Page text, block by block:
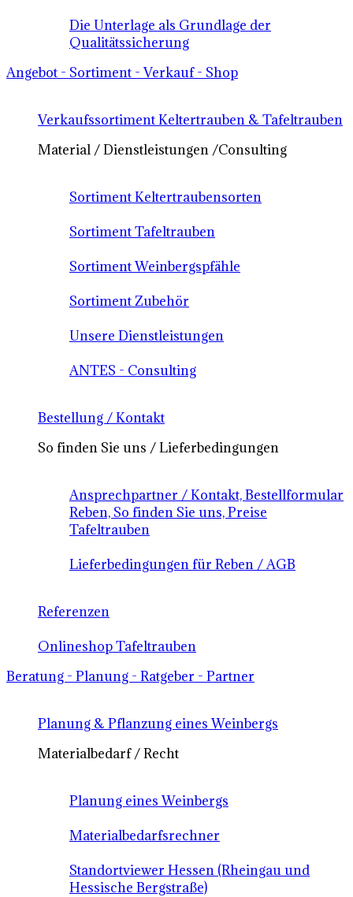
Die Unterlage als Grundlage der
Qualitätssicherung
Angebot - Sortiment - Verkauf - Shop
Verkaufssortiment Keltertrauben & Tafeltrauben
Material / Dienstleistungen /Consulting
Sortiment Keltertraubensorten
Sortiment Tafeltrauben
Sortiment Weinbergspfähle
Sortiment Zubehör
Unsere Dienstleistungen
ANTES - Consulting
Bestellung / Kontakt
So finden Sie uns / Lieferbedingungen
Ansprechpartner / Kontakt, Bestellformular
Reben, So finden Sie uns, Preise
Tafeltrauben
Lieferbedingungen für Reben / AGB
Referenzen
Onlineshop Tafeltrauben
Beratung - Planung - Ratgeber - Partner
Planung & Pflanzung eines Weinbergs
Materialbedarf / Recht
Planung eines Weinbergs
Materialbedarfsrechner
Standortviewer Hessen (Rheingau und
Hessische Bergstraße)